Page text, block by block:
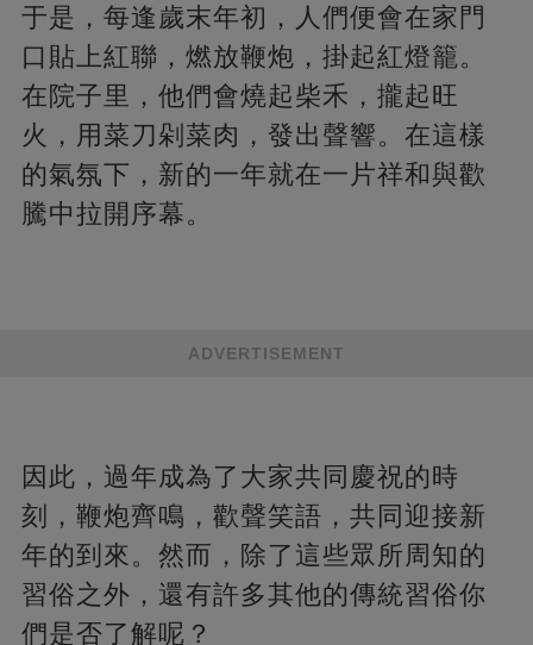
于是，每逢歲末年初，人們便會在家門
口貼上紅聯，燃放鞭炮，掛起紅燈籠。
在院子里，他們會燒起柴禾，攏起旺
火，用菜刀剁菜肉，發出聲響。在這樣
的氣氛下，新的一年就在一片祥和與歡
騰中拉開序幕。
ADVERTISEMENT
因此，過年成為了大家共同慶祝的時
刻，鞭炮齊鳴，歡聲笑語，共同迎接新
年的到來。然而，除了這些眾所周知的
習俗之外，還有許多其他的傳統習俗你
們是否了解呢？